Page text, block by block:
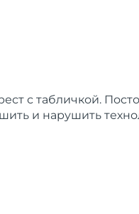
с табличкой.
и нарушить